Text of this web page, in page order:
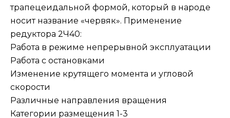
трапецеидальной формой, который в народе
носит название «червяк». Применение
редуктора 2Ч40:
Работа в режиме непрерывной эксплуатации
Работа с остановками
Изменение крутящего момента и угловой
скорости
Различные направления вращения
Категории размещения 1-3